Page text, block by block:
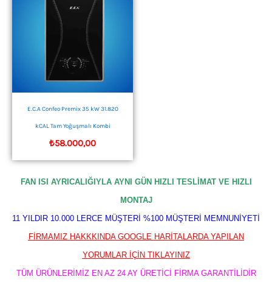
E.C.A Confeo Premix 35 kW 31.820
kCAL Tam Yoğuşmalı Kombi
₺58.000,00
FAN ISI AYRICALIĞIYLA AYNI GÜN HIZLI TESLİMAT VE HIZLI
MONTAJ
11 YILDIR 10.000 LERCE MÜŞTERİ %100 MÜŞTERİ MEMNUNİYETİ
FİRMAMIZ HAKKKINDA GOOGLE HARİTALARDA YAPILAN
YORUMLAR İÇİN TIKLAYINIZ
TÜM ÜRÜNLERİMİZ EN AZ 24 AY ÜRETİCİ FİRMA GARANTİLİDİR